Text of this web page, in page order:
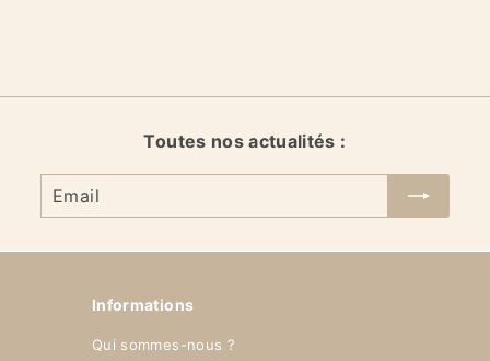
0
Toutes nos actualités :
Informations
Qui sommes-nous ?